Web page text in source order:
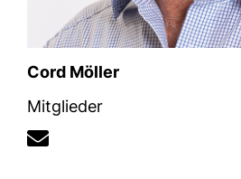
Cord Möller
Mitglieder